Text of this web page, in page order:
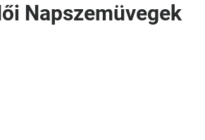
Napszemüvegek